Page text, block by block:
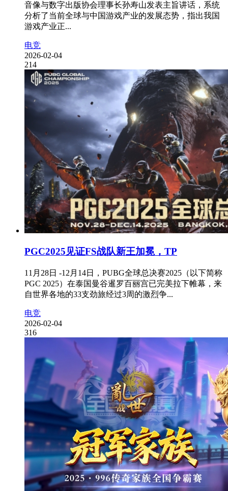
音像与数字出版协会理事长孙寿山发表主旨讲话，系统
分析了当前全球与中国游戏产业的发展态势，指出我国
游戏产业正...
电竞
2026-02-04
214
PGC2025见证FS战队新王加冕，TP
11月28日 -12月14日，PUBG全球总决赛2025（以下简称
PGC 2025）在泰国曼谷暹罗百丽宫已完美拉下帷幕，来
自世界各地的33支劲旅经过3周的激烈争...
电竞
2026-02-04
316